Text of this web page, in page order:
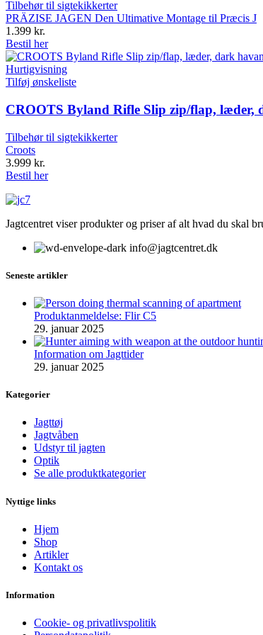
Tilbehør til sigtekikkerter
PRÄZISE JAGEN Den Ultimative Montage til Præcis J
1.399 kr.
Bestil her
Hurtigvisning
Tilføj ønskeliste
CROOTS Byland Rifle Slip zip/flap, læder,
Tilbehør til sigtekikkerter
Croots
3.999 kr.
Bestil her
Jagtcentret viser produkter og priser af alt hvad du skal
info@jagtcentret.dk
Seneste artikler
Produktanmeldelse: Flir C5
29. januar 2025
Information om Jagttider
29. januar 2025
Kategorier
Jagttøj
Jagtvåben
Udstyr til jagten
Optik
Se alle produktkategorier
Nyttige links
Hjem
Shop
Artikler
Kontakt os
Information
Cookie- og privatlivspolitik